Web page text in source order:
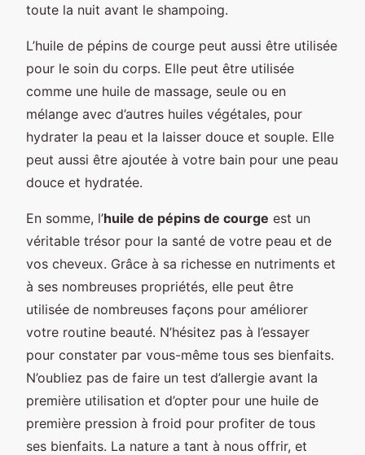
toute la nuit avant le shampoing.
L’huile de pépins de courge peut aussi être utilisée
pour le soin du corps. Elle peut être utilisée
comme une huile de massage, seule ou en
mélange avec d’autres huiles végétales, pour
hydrater la peau et la laisser douce et souple. Elle
peut aussi être ajoutée à votre bain pour une peau
douce et hydratée.
En somme, l’huile de pépins de courge est un
véritable trésor pour la santé de votre peau et de
vos cheveux. Grâce à sa richesse en nutriments et
à ses nombreuses propriétés, elle peut être
utilisée de nombreuses façons pour améliorer
votre routine beauté. N’hésitez pas à l’essayer
pour constater par vous-même tous ses bienfaits.
N’oubliez pas de faire un test d’allergie avant la
première utilisation et d’opter pour une huile de
première pression à froid pour profiter de tous
ses bienfaits. La nature a tant à nous offrir, et